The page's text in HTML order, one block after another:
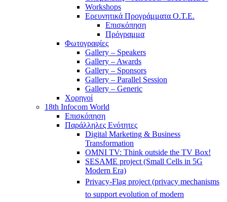
Workshops
Ερευνητικά Προγράμματα Ο.Τ.Ε.
Επισκόπηση
Πρόγραμμα
Φωτογραφίες
Gallery – Speakers
Gallery – Awards
Gallery – Sponsors
Gallery – Parallel Session
Gallery – Generic
Χορηγοί
18th Infocom World
Επισκόπηση
Παράλληλες Ενότητες
Digital Marketing & Business
Transformation
OMNI TV: Think outside the TV Box!
SESAME project (Small Cells in 5G
Modern Era)
Privacy-Flag project (privacy mechanisms
to support evolution of modern